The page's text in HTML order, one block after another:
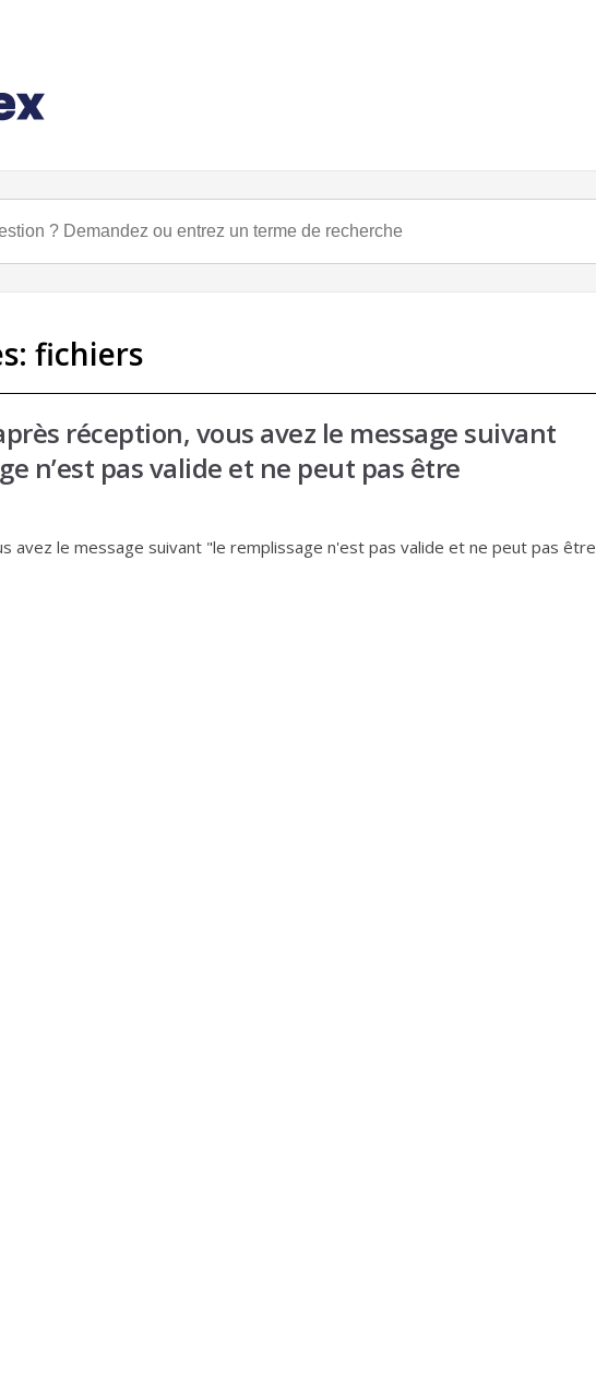
fichiers
réception, vous avez le message suivant
n’est pas valide et ne peut pas être
avez le message suivant "le remplissage n'est pas valide et ne peut pas être